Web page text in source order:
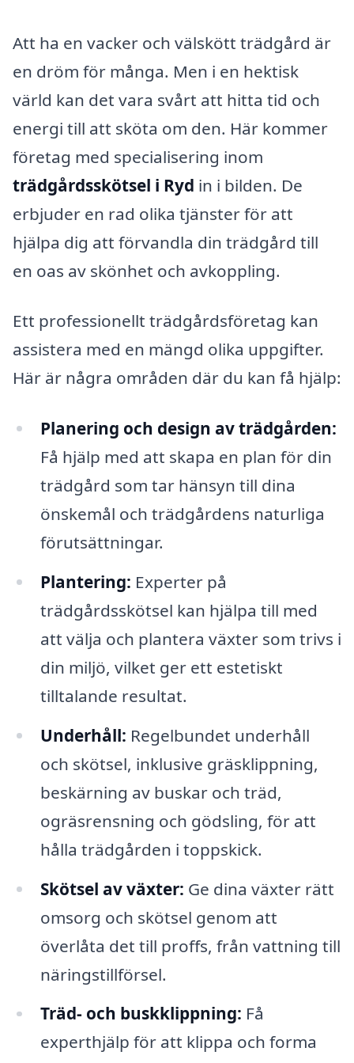
Att ha en vacker och välskött trädgård är
en dröm för många. Men i en hektisk
värld kan det vara svårt att hitta tid och
energi till att sköta om den. Här kommer
företag med specialisering inom
trädgårdsskötsel i Ryd in i bilden. De
erbjuder en rad olika tjänster för att
hjälpa dig att förvandla din trädgård till
en oas av skönhet och avkoppling.
Ett professionellt trädgårdsföretag kan
assistera med en mängd olika uppgifter.
Här är några områden där du kan få hjälp:
Planering och design av trädgården:
Få hjälp med att skapa en plan för din
trädgård som tar hänsyn till dina
önskemål och trädgårdens naturliga
förutsättningar.
Plantering: Experter på
trädgårdsskötsel kan hjälpa till med
att välja och plantera växter som trivs i
din miljö, vilket ger ett estetiskt
tilltalande resultat.
Underhåll: Regelbundet underhåll
och skötsel, inklusive gräsklippning,
beskärning av buskar och träd,
ogräsrensning och gödsling, för att
hålla trädgården i toppskick.
Skötsel av växter: Ge dina växter rätt
omsorg och skötsel genom att
överlåta det till proffs, från vattning till
näringstillförsel.
Träd- och buskklippning: Få
experthjälp för att klippa och forma